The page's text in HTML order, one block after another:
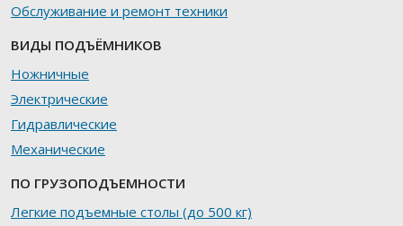
Обслуживание и ремонт техники
ВИДЫ ПОДЪЁМНИКОВ
Ножничные
Электрические
Гидравлические
Механические
ПО ГРУЗОПОДЪЕМНОСТИ
Легкие подъемные столы (до 500 кг)